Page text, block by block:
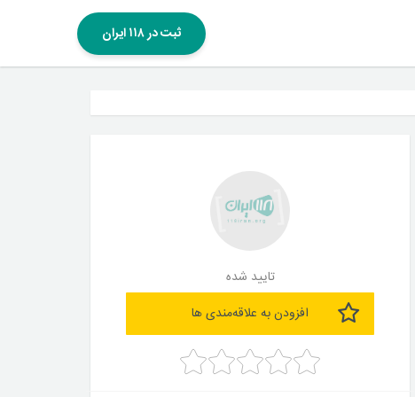
ثبت در ۱۱۸ ایران
تایید شده
افزودن به علاقه‌مندی ها